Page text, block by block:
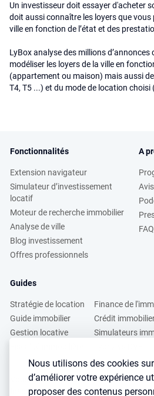
Nous utilisons des cookies
d’améliorer votre expérience
proposer des contenus
Un investisseur doit essayer d'acheter
doit aussi connaître les loyers que
ville en fonction de l’état et des
LyBox analyse des millions
modéliser les loyers de la ville en
(appartement ou maison) mais aussi
T4, T5 ...) et du mode de location choisi
Fonctionnalités
Extension navigateur
Simulateur d’investissement
locatif
Moteur de recherche immobilier
Analyse de ville
Blog investissement
Offres professionnels
A
FAQ
Guides
Stratégie de location
Guide immobilier
Gestion locative
Finance de
Crédit
Simulateurs
Vous voulez apprendre à investir dans
Inscrivez vous à notre newsletter